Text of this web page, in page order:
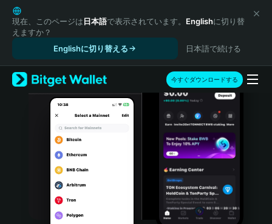
English
日本語
Tiếng Việt
Español (Latinoamérica)
Türkçe
Italiano
Português (Portugal)
Bahasa Indonesia
現在、このページは日本語で表示されています。 Englishに切り替
えますか？
Englishに切り替える
日本語で続ける
今すぐダウンロードする